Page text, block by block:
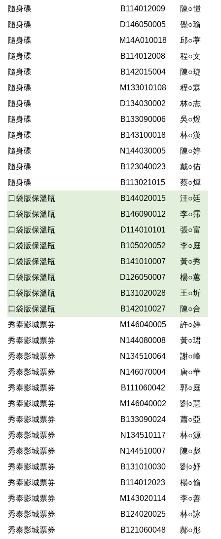
隨身碟 B114012009
陳○愷
隨身碟
D146050005
覺○瑜
隨身碟
M14A010018
邱○葶
隨身碟
B114012008
程○文
隨身碟
B142015004
陳○琁
隨身碟
M133010108
程○霖
隨身碟
D134030002
林○志
隨身碟
B133090006
吳○煜
隨身碟
B143100018
林○漢
隨身碟
N144030005
陳○婷
隨身碟
B123040023
戴○佑
隨身碟
B113021015
蔡○燁
口袋版保溫瓶
B144020015
汪○廷
口袋版保溫瓶
B146090012
李○霈
口袋版保溫瓶
D114010101
張○富
口袋版保溫瓶
B105020052
李○庭
口袋版保溫瓶
B141010007
黃○秀
口袋版保溫瓶
D126050007
楊○蕙
口袋版保溫瓶
B131020028
王○圻
口袋版保溫瓶
B142010027
陳○合
秀泰影城票券
M146040005
許○婷
秀泰影城票券
N144080008
黃○珺
秀泰影城票券
N134510064
謝○峰
秀泰影城票券
N146070004
唐○華
秀泰影城票券
B111060042
郭○庭
秀泰影城票券
M146040002
劉○慧
秀泰影城票券
B133090024
蕭○亞
秀泰影城票券
N134510117
林○源
秀泰影城票券
N144510007
陳○彪
秀泰影城票券
B131010030
劉○妤
秀泰影城票券
B114012023
楊○愉
秀泰影城票券
M143020114
李○善
秀泰影城票券
B124020025
林○詠
秀泰影城票券
B121060048
鄺○彤